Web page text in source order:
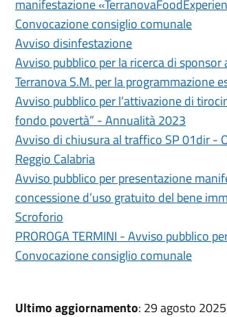
manifestazione
Convocazione consiglio comunale
Avviso disinfestazione
Avviso pubblico per la ricerca di
Terranova S.M. per la programmazione
Avviso pubblico per l’attivazione di
fondo povertà” - Annualità 2023
Avviso di chiusura al traffico SP 01dir -
Reggio Calabria
Avviso pubblico per presentazione
concessione d’uso gratuito del bene
Scroforio
PROROGA TERMINI - Avviso pubblico
Convocazione consiglio comunale
Ultimo aggiornamento: 29 agosto